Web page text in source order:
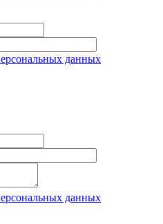
данных
данных